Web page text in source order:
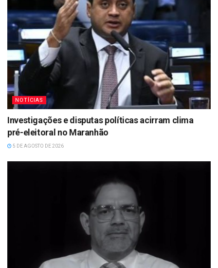
NOTÍCIAS
Investigações e disputas políticas acirram clima
pré-eleitoral no Maranhão
5 DE AGOSTO DE 2026